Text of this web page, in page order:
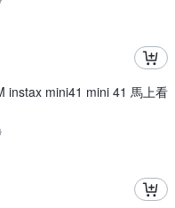
instax mini41 mini 41 馬上看